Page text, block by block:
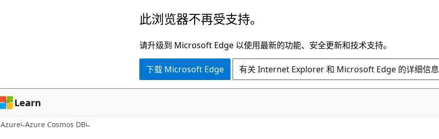
容
此浏览器不再受支持。
请升级到 Microsoft Edge 以使用最新的功能、安全更新和技术支持。
下载 Microsoft Edge 有关 Internet Explorer 和 Microsoft Edge 的详细信息
Learn
Azure Azure Cosmos DB